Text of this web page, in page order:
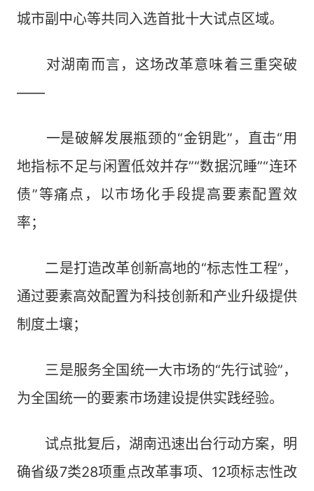
城市副中心等共同入选首批十大试点区域。
对湖南而言，这场改革意味着三重突破
——
一是破解发展瓶颈的“金钥匙”，直击“用
地指标不足与闲置低效并存”“数据沉睡”“连环
债”等痛点，以市场化手段提高要素配置效
率；
二是打造改革创新高地的“标志性工程”，
通过要素高效配置为科技创新和产业升级提供
制度土壤；
三是服务全国统一大市场的“先行试验”，
为全国统一的要素市场建设提供实践经验。
试点批复后，湖南迅速出台行动方案，明
确省级7类28项重点改革事项、12项标志性改